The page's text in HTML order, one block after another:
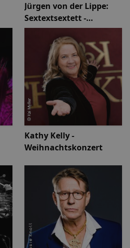
Jürgen von der Lippe:
Sextextsextett -
Comedy-Lesung
Kathy Kelly -
Weihnachtskonzert